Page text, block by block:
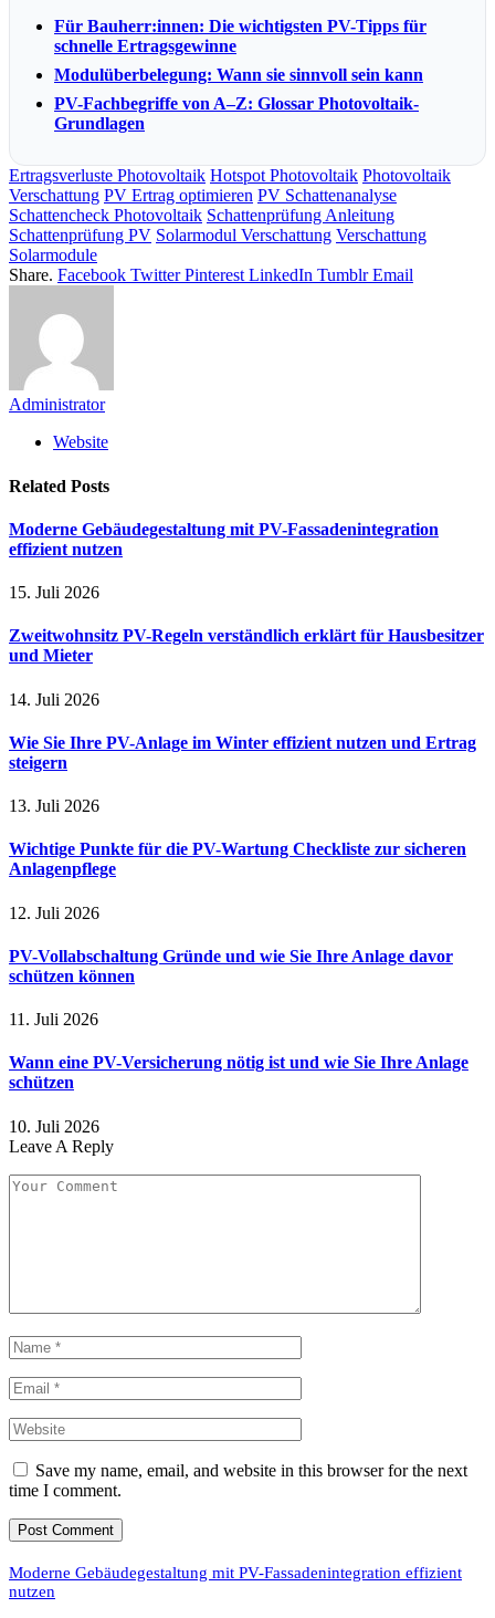
Für Bauherr:innen: Die wichtigsten PV-Tipps für
schnelle Ertragsgewinne
Modulüberbelegung: Wann sie sinnvoll sein kann
PV-Fachbegriffe von A–Z: Glossar Photovoltaik-
Grundlagen
Ertragsverluste Photovoltaik Hotspot Photovoltaik Photovoltaik
Verschattung PV Ertrag optimieren PV Schattenanalyse
Schattencheck Photovoltaik Schattenprüfung Anleitung
Schattenprüfung PV Solarmodul Verschattung Verschattung
Solarmodule
Share. Facebook Twitter Pinterest LinkedIn Tumblr Email
Administrator
Website
Related Posts
Moderne Gebäudegestaltung mit PV-Fassadenintegration
effizient nutzen
15. Juli 2026
Zweitwohnsitz PV-Regeln verständlich erklärt für Hausbesitzer
und Mieter
14. Juli 2026
Wie Sie Ihre PV-Anlage im Winter effizient nutzen und Ertrag
steigern
13. Juli 2026
Wichtige Punkte für die PV-Wartung Checkliste zur sicheren
Anlagenpflege
12. Juli 2026
PV-Vollabschaltung Gründe und wie Sie Ihre Anlage davor
schützen können
11. Juli 2026
Wann eine PV-Versicherung nötig ist und wie Sie Ihre Anlage
schützen
10. Juli 2026
Leave A Reply
Save my name, email, and website in this browser for the next
time I comment.
Moderne Gebäudegestaltung mit PV-Fassadenintegration effizient
nutzen